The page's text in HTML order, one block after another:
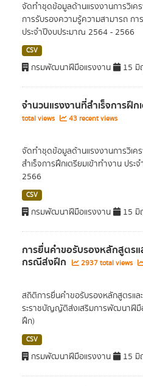
จัดทำชุดข้อมูลด้านแรงงานการวิเค
การรับรองความรู้ความสามารถ กา
ประจำปีงบประมาณ 2564 - 2566
CSV
กรมพัฒนาฝีมือแรงงาน 15 มิ
จำนวนแรงงานที่สำเร็จการฝึก
total views
43 recent views
จัดทำชุดข้อมูลด้านแรงงานการวิเค
สำเร็จการฝึกเตรียมเข้าทำงาน ปร
2566
CSV
กรมพัฒนาฝีมือแรงงาน 15 มิ
การยื่นคำขอรับรองหลักสูตรแ
กรณีส่งฝึก 2937 total views
สถิติการยื่นคำขอรับรองหลักสูตรแล
ระราชบัญญัติส่งเสริมการพัฒนาฝี
ฝึก)
CSV
กรมพัฒนาฝีมือแรงงาน 15 มิ